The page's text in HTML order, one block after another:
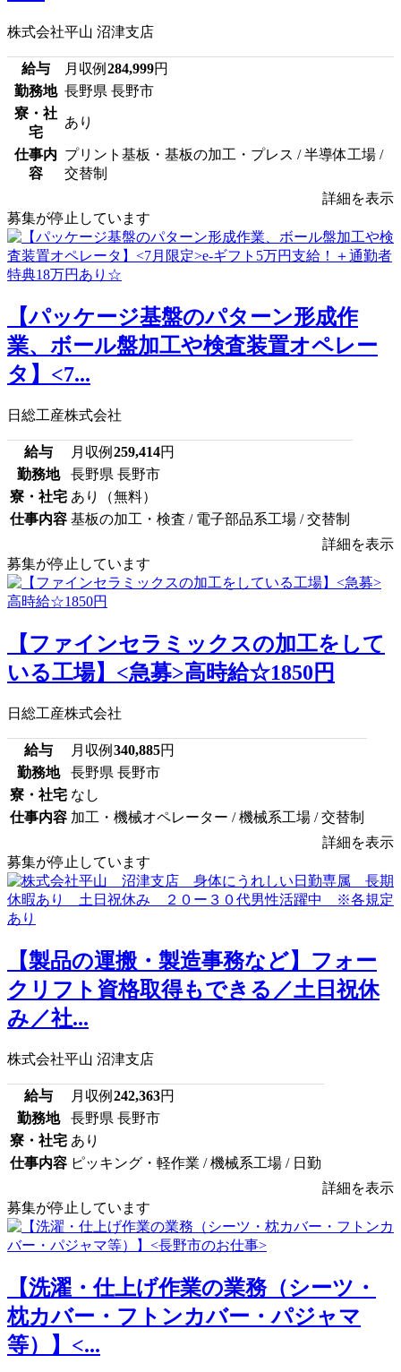
株式会社平山 沼津支店
給与 月収例 284,999円
勤務地 長野県 長野市
寮・社
宅
あり
仕事内
容
プリント基板・基板の加工・プレス / 半導体工場 /
交替制
詳細を表示
募集が停止しています
【パッケージ基盤のパターン形成作
業、ボール盤加工や検査装置オペレー
タ】<7...
日総工産株式会社
給与 月収例 259,414円
勤務地
長野県 長野市
寮・社宅 あり（無料）
仕事内容 基板の加工・検査 / 電子部品系工場 / 交替制
詳細を表示
募集が停止しています
【ファインセラミックスの加工をして
いる工場】<急募>高時給☆1850円
日総工産株式会社
給与 月収例 340,885円
勤務地
長野県 長野市
寮・社宅 なし
仕事内容 加工・機械オペレーター / 機械系工場 / 交替制
詳細を表示
募集が停止しています
【製品の運搬・製造事務など】フォー
クリフト資格取得もできる／土日祝休
み／社...
株式会社平山 沼津支店
給与 月収例 242,363円
勤務地
長野県 長野市
寮・社宅 あり
仕事内容 ピッキング・軽作業 / 機械系工場 / 日勤
詳細を表示
募集が停止しています
【洗濯・仕上げ作業の業務（シーツ・
枕カバー・フトンカバー・パジャマ
等）】<...